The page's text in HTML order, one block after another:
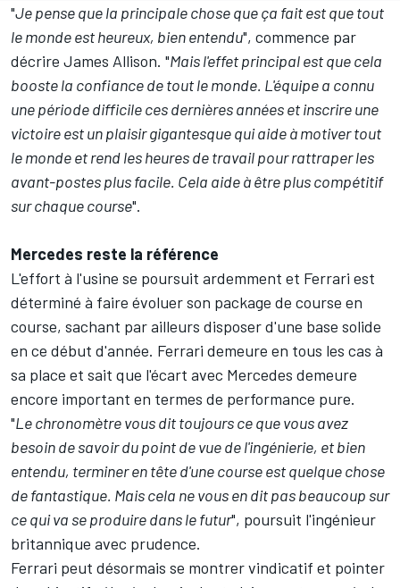
"Je pense que la principale chose que ça fait est que tout
le monde est heureux, bien entendu", commence par
décrire James Allison. "Mais l'effet principal est que cela
booste la confiance de tout le monde. L'équipe a connu
une période difficile ces dernières années et inscrire une
victoire est un plaisir gigantesque qui aide à motiver tout
le monde et rend les heures de travail pour rattraper les
avant-postes plus facile. Cela aide à être plus compétitif
sur chaque course".
Mercedes reste la référence
L'effort à l'usine se poursuit ardemment et Ferrari est
déterminé à faire évoluer son package de course en
course, sachant par ailleurs disposer d'une base solide
en ce début d'année. Ferrari demeure en tous les cas à
sa place et sait que l'écart avec Mercedes demeure
encore important en termes de performance pure.
"Le chronomètre vous dit toujours ce que vous avez
besoin de savoir du point de vue de l'ingénierie, et bien
entendu, terminer en tête d'une course est quelque chose
de fantastique. Mais cela ne vous en dit pas beaucoup sur
ce qui va se produire dans le futur", poursuit l'ingénieur
britannique avec prudence.
Ferrari peut désormais se montrer vindicatif et pointer